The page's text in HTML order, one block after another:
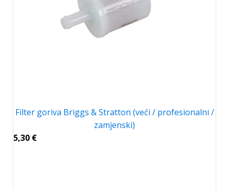
Filter goriva Briggs & Stratton (veći / profesionalni /
zamjenski)
5,30 €